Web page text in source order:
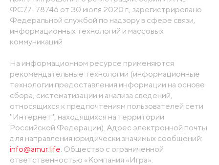
ФС77-78746 от 30 июля 2020 г., зарегистрировано
Федеральной службой по надзору в сфере связи,
информационных технологий и массовых
коммуникаций
На информационном ресурсе применяются
рекомендательные технологии (информационные
технологии предоставления информации на основе
сбора, систематизации и анализа сведений,
относящихся к предпочтениям пользователей сети
"Интернет", находящихся на территории
Российской Федерации). Адрес электронной почты
для направления юридически значимых сообщений:
info@amur.life. Общество с ограниченной
ответственностью «Компания «Игра».